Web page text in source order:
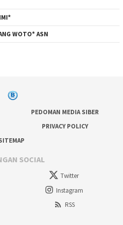
WOTO* ASN
PEDOMAN MEDIA SIBER
PRIVACY POLICY
SOCIAL
Twitter
Instagram
RSS